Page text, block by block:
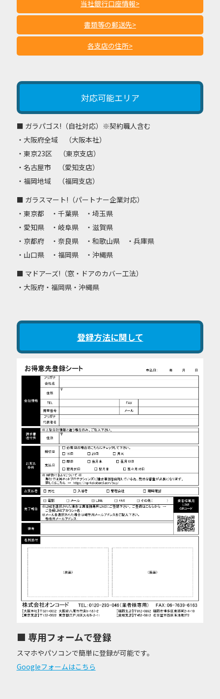
当社銀行口座情報>
書類等の郵送先>
各支店の住所>
対応可能エリア
■ ガラパゴス!（自社対応）※契約職人含む
・大阪府全域 （大阪本社）
・東京23区 （東京支店）
・名古屋市 （愛知支店）
・福岡地域 （福岡支店）
■ ガラスマート!（パートナー企業対応）
・東京都 ・千葉県 ・埼玉県
・愛知県 ・岐阜県 ・滋賀県
・京都府 ・奈良県 ・和歌山県 ・兵庫県
・山口県 ・福岡県 ・沖縄県
■ マドアーズ!（窓・ドアのカバー工法）
・大阪府・福岡県・沖縄県
登録方法に関して
■ 専用フォームで登録
スマホやパソコンで簡単に登録が可能です。
Googleフォームはこちら